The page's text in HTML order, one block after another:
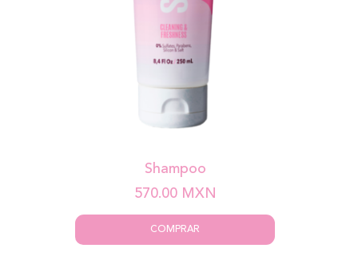
Shampoo
570.00 MXN
COMPRAR